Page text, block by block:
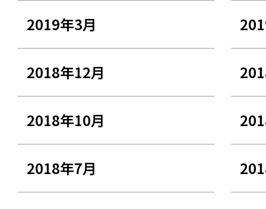
2019年3月
2018年12月
2018年10月
2018年7月